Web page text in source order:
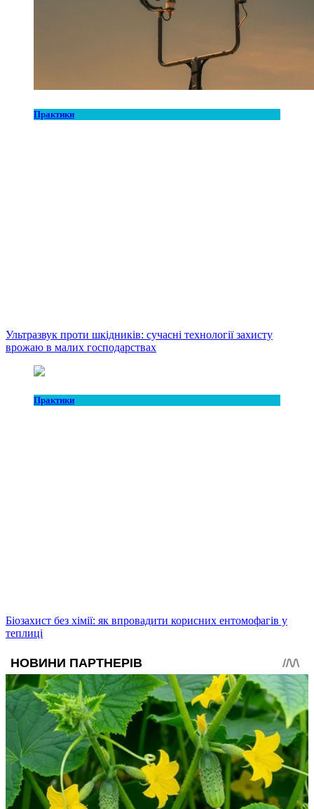
Практики
Ультразвук проти шкідників: сучасні технології захисту
врожаю в малих господарствах
Практики
Біозахист без хімії: як впровадити корисних ентомофагів у
теплиці